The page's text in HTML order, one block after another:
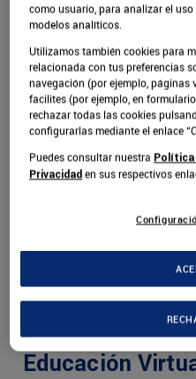
¿Cuáles son
estudiar
Educación
como usuario, para analizar el
modelos analíticos.
Utilizamos también cookies para
relacionada con tus preferencias
navegación (por ejemplo,
facilites (por ejemplo, en
rechazar todas las cookies
configurarlas mediante el enlace
Puedes consultar nuestra Política
Privacidad en sus respectivos